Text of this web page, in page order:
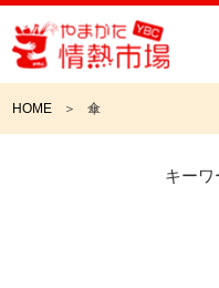
HOME 傘
キー